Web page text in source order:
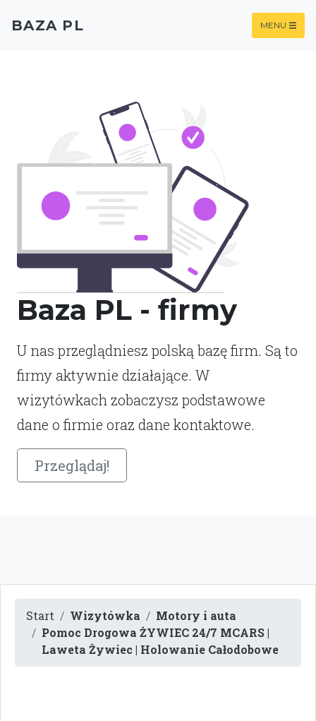
Baza PL - firmy
U nas przeglądniesz polską bazę firm. Są to
firmy aktywnie działające. W
wizytówkach zobaczysz podstawowe
dane o firmie oraz dane kontaktowe.
Przeglądaj!
BAZA PL MENU
Start Wizytówka
Motory i auta
Pomoc Drogowa ŻYWIEC 24/7 MCARS |
Laweta Żywiec | Holowanie Całodobowe